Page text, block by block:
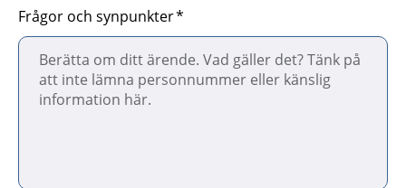
Frågor och synpunkter